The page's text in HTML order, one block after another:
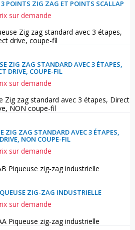
POINTS ZIG ZAG ET POINTS SCALLAP
sur demande
ZIG ZAG STANDARD AVEC 3 ÉTAPES,
DRIVE, COUPE-FIL
sur demande
ZIG ZAG STANDARD AVEC 3 ÉTAPES,
NON COUPE-FIL
sur demande
ZIG-ZAG INDUSTRIELLE
sur demande